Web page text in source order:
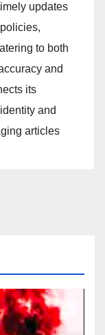
updates
to both
and
its
and
articles